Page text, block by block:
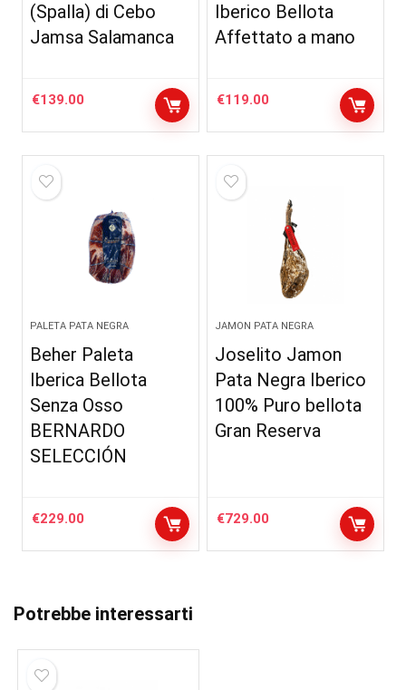
(Spalla) di Cebo
Jamsa Salamanca
€139.00
Iberico Bellota
Affettato a mano
€119.00
PALETA PATA NEGRA
Beher Paleta
Iberica Bellota
Senza Osso
BERNARDO
SELECCIÓN
€229.00
JAMON PATA NEGRA
Joselito Jamon
Pata Negra Iberico
100% Puro bellota
Gran Reserva
€729.00
Potrebbe interessarti